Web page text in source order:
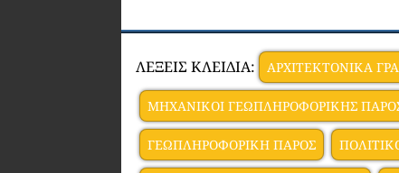
ΛΕΞΕΙΣ ΚΛΕΙΔΙΑ: ΑΡΧΙΤΕΚΤΟΝΙΚΑ
ΜΗΧΑΝΙΚΟΙ ΓΕΩΠΛΗΡΟΦΟΡΙΚΗΣ
ΓΕΩΠΛΗΡΟΦΟΡΙΚΗ ΠΑΡΟΣ